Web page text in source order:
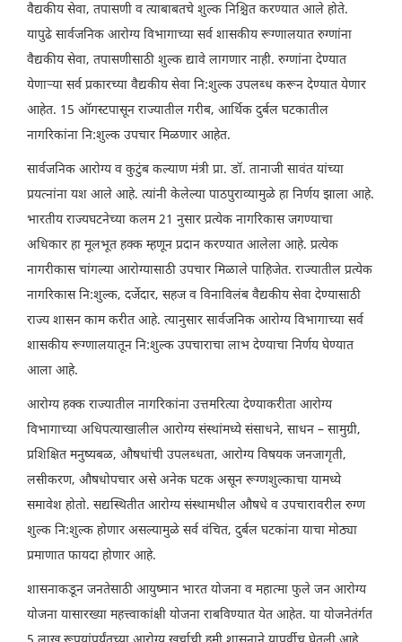
वैद्यकीय सेवा, तपासणी व त्याबाबतचे शुल्क निश्चित करण्यात आले होते.
यापुढे सार्वजनिक आरोग्य विभागाच्या सर्व शासकीय रूग्णालयात रुग्णांना
वैद्यकीय सेवा, तपासणीसाठी शुल्क द्यावे लागणार नाही. रुग्णांना देण्यात
येणाऱ्या सर्व प्रकारच्या वैद्यकीय सेवा नि:शुल्क उपलब्ध करून देण्यात येणार
आहेत. 15 ऑगस्टपासून राज्यातील गरीब, आर्थिक दुर्बल घटकातील
नागरिकांना नि:शुल्क उपचार मिळणार आहेत.
सार्वजनिक आरोग्य व कुटुंब कल्याण मंत्री प्रा. डॉ. तानाजी सावंत यांच्या
प्रयत्नांना यश आले आहे. त्यांनी केलेल्या पाठपुराव्यामुळे हा निर्णय झाला आहे.
भारतीय राज्यघटनेच्या कलम 21 नुसार प्रत्येक नागरिकास जगण्याचा
अधिकार हा मूलभूत हक्क म्हणून प्रदान करण्यात आलेला आहे. प्रत्येक
नागरीकास चांगल्या आरोग्यासाठी उपचार मिळाले पाहिजेत. राज्यातील प्रत्येक
नागरिकास नि:शुल्क, दर्जेदार, सहज व विनाविलंब वैद्यकीय सेवा देण्यासाठी
राज्य शासन काम करीत आहे. त्यानुसार सार्वजनिक आरोग्य विभागाच्या सर्व
शासकीय रूग्णालयातून नि:शुल्क उपचाराचा लाभ देण्याचा निर्णय घेण्यात
आला आहे.
आरोग्य हक्क राज्यातील नागरिकांना उत्तमरित्या देण्याकरीता आरोग्य
विभागाच्या अधिपत्याखालील आरोग्य संस्थांमध्ये संसाधने, साधन – सामुग्री,
प्रशिक्षित मनुष्यबळ, औषधांची उपलब्धता, आरोग्य विषयक जनजागृती,
लसीकरण, औषधोपचार असे अनेक घटक असून रूग्णशुल्काचा यामध्ये
समावेश होतो. सद्यस्थितीत आरोग्य संस्थामधील औषधे व उपचारावरील रुग्ण
शुल्क नि:शुल्क होणार असल्यामुळे सर्व वंचित, दुर्बल घटकांना याचा मोठ्या
प्रमाणात फायदा होणार आहे.
शासनाकडून जनतेसाठी आयुष्मान भारत योजना व महात्मा फुले जन आरोग्य
योजना यासारख्या महत्त्वाकांक्षी योजना राबविण्यात येत आहेत. या योजनेतंर्गत